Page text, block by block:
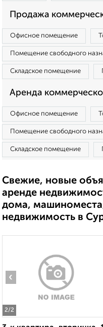
Продажа
Офисное помещение
Помещение свободного
Складское помещение
Аренда
Офисное помещение
Помещение свободного
Складское помещение
Свежие, новые
аренде
дома,
недвижимость в
2/2
‹